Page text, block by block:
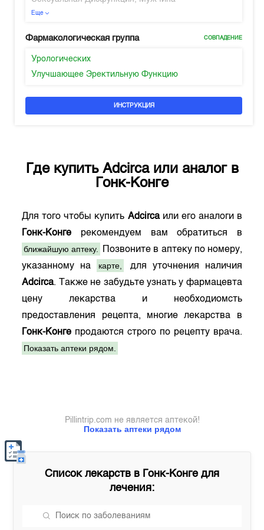
Еще
Фармакологическая группа СОВПАДЕНИЕ
Урологических
Улучшающее Эректильную Функцию
ИНСТРУКЦИЯ
Где купить Adcircaили аналог в
Гонк-Конге
Для того чтобы купить Adcircaили его аналоги в
Гонк-Конге рекомендуем вам обратиться в
ближайшую аптеку.
Позвоните в аптеку по номеру,
указанному на
карте,
для уточнения наличия
Adcirca. Также не забудьте узнать у фармацевта
цену лекарства и необходиомсть
предоставления рецепта, многие лекарства в
Гонк-Конге продаются строго по рецепту врача.
Показать аптеки рядом.
Показать аптеки рядом
Pillintrip.com не является аптекой!
Список лекарств в Гонк-Конге для
лечения: